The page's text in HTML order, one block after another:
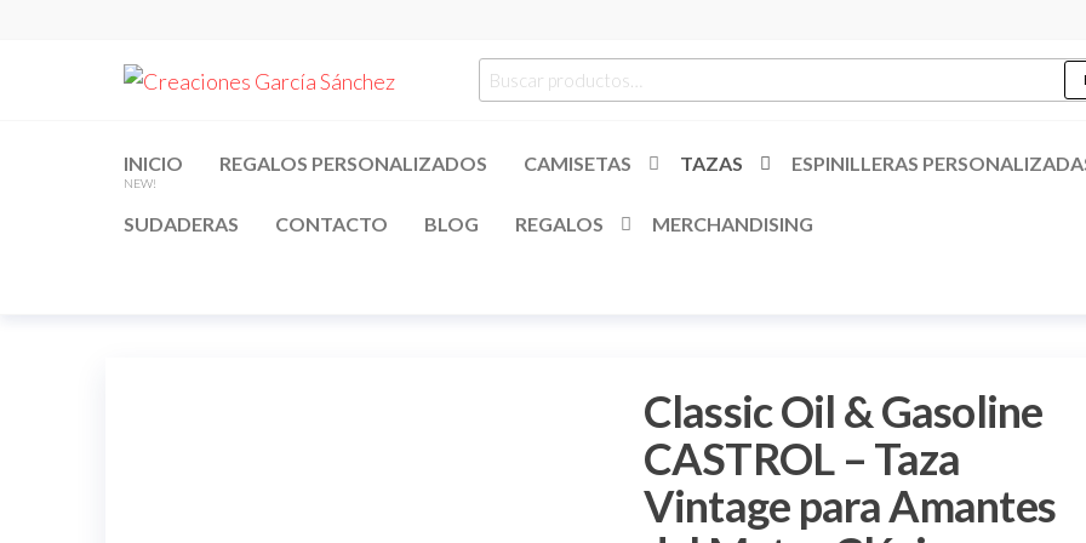
Creaciones
García
personalizados
Buscar
por:
INICIO
NEW!
REGALOS PERSONALIZADOS CAMISETAS TAZAS ESPINILLERAS
SUDADERAS CONTACTO BLOG REGALOS MERCHANDISING
Classic Oil & Gasoline
CASTROL – Taza
Vintage para Amantes